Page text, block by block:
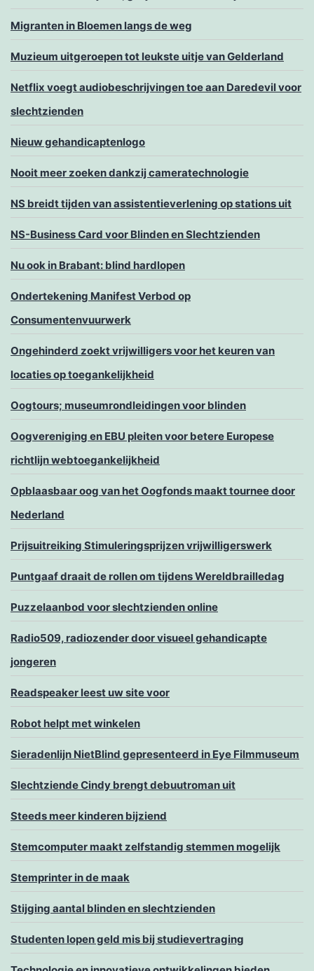
Migranten in Bloemen langs de weg
Muzieum uitgeroepen tot leukste uitje van Gelderland
Netflix voegt audiobeschrijvingen toe aan Daredevil voor
slechtzienden
Nieuw gehandicaptenlogo
Nooit meer zoeken dankzij cameratechnologie
NS breidt tijden van assistentieverlening op stations uit
NS-Business Card voor Blinden en Slechtzienden
Nu ook in Brabant: blind hardlopen
Ondertekening Manifest Verbod op
Consumentenvuurwerk
Ongehinderd zoekt vrijwilligers voor het keuren van
locaties op toegankelijkheid
Oogtours; museumrondleidingen voor blinden
Oogvereniging en EBU pleiten voor betere Europese
richtlijn webtoegankelijkheid
Opblaasbaar oog van het Oogfonds maakt tournee door
Nederland
Prijsuitreiking Stimuleringsprijzen vrijwilligerswerk
Puntgaaf draait de rollen om tijdens Wereldbrailledag
Puzzelaanbod voor slechtzienden online
Radio509, radiozender door visueel gehandicapte
jongeren
Readspeaker leest uw site voor
Robot helpt met winkelen
Sieradenlijn NietBlind gepresenteerd in Eye Filmmuseum
Slechtziende Cindy brengt debuutroman uit
Steeds meer kinderen bijziend
Stemcomputer maakt zelfstandig stemmen mogelijk
Stemprinter in de maak
Stijging aantal blinden en slechtzienden
Studenten lopen geld mis bij studievertraging